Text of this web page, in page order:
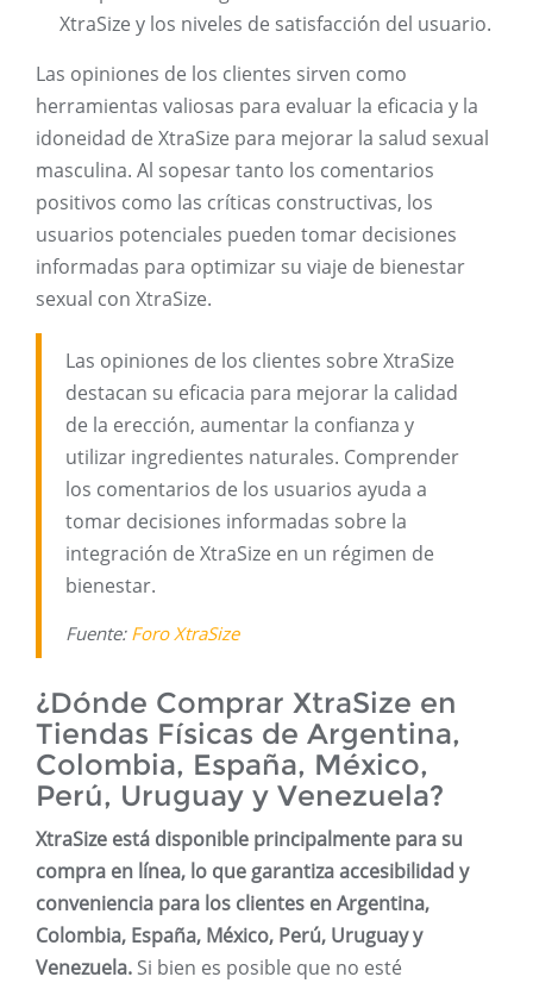
XtraSize y los niveles de satisfacción del usuario.
Las opiniones de los clientes sirven como
herramientas valiosas para evaluar la eficacia y la
idoneidad de XtraSize para mejorar la salud sexual
masculina. Al sopesar tanto los comentarios
positivos como las críticas constructivas, los
usuarios potenciales pueden tomar decisiones
informadas para optimizar su viaje de bienestar
sexual con XtraSize.
Las opiniones de los clientes sobre XtraSize
destacan su eficacia para mejorar la calidad
de la erección, aumentar la confianza y
utilizar ingredientes naturales. Comprender
los comentarios de los usuarios ayuda a
tomar decisiones informadas sobre la
integración de XtraSize en un régimen de
bienestar.
Fuente: Foro XtraSize
¿Dónde Comprar XtraSize en
Tiendas Físicas de Argentina,
Colombia, España, México,
Perú, Uruguay y Venezuela?
XtraSize está disponible principalmente para su
compra en línea, lo que garantiza accesibilidad y
conveniencia para los clientes en Argentina,
Colombia, España, México, Perú, Uruguay y
Venezuela. Si bien es posible que no esté